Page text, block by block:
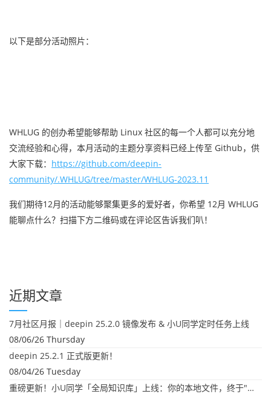
以下是部分活动照片：
WHLUG 的创办希望能够帮助 Linux 社区的每一个人都可以充分地
交流经验和心得，本月活动的主题分享资料已经上传至 Github，供
大家下载： https://github.com/deepin-
community/.WHLUG/tree/master/WHLUG-2023.11
我们期待12月的活动能够聚集更多的爱好者，你希望 12月 WHLUG
能聊点什么？扫描下方二维码或在评论区告诉我们叭！
近期文章
7月社区月报｜deepin 25.2.0 镜像发布 & 小U同学定时任务上线
08/06/26 Thursday
deepin 25.2.1 正式版更新！
08/04/26 Tuesday
重磅更新！小U同学「全局知识库」上线：你的本地文件，终于"活"起来了